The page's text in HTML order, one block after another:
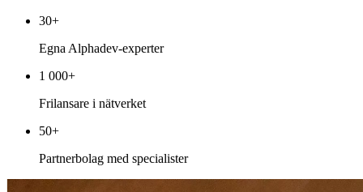
30+
Egna Alphadev-experter
1 000+
Frilansare i nätverket
50+
Partnerbolag med specialister